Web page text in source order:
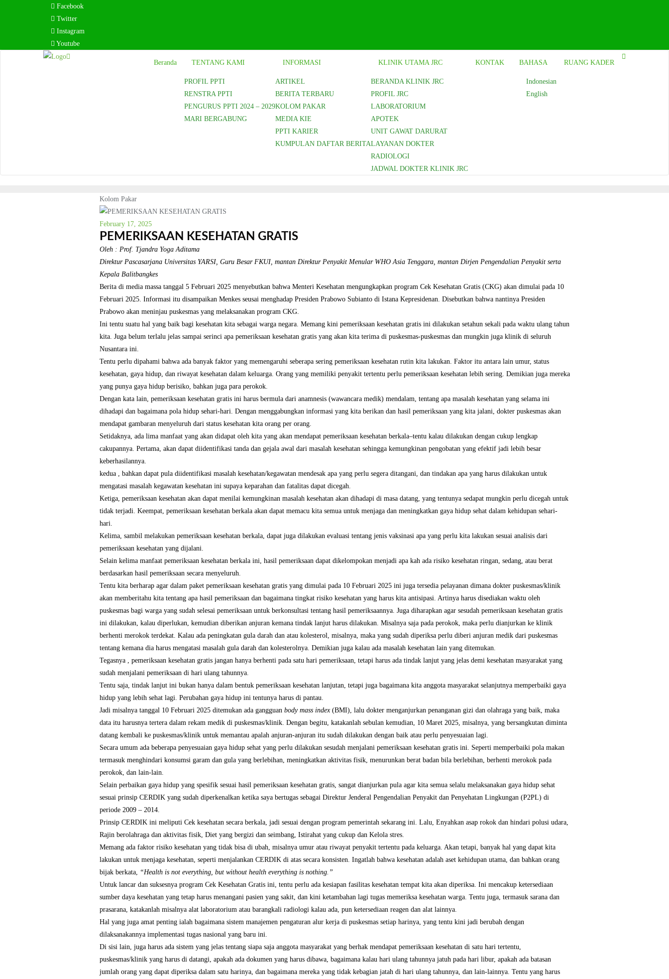
Facebook
Twitter
Instagram
Youtube
Beranda TENTANG KAMI
PROFIL PPTI
RENSTRA PPTI
PENGURUS PPTI 2024 – 2029
MARI BERGABUNG
INFORMASI
ARTIKEL
BERITA TERBARU
KOLOM PAKAR
MEDIA KIE
PPTI KARIER
KUMPULAN DAFTAR BERITA
KLINIK UTAMA JRC
BERANDA KLINIK JRC
PROFIL JRC
LABORATORIUM
APOTEK
UNIT GAWAT DARURAT
LAYANAN DOKTER
RADIOLOGI
JADWAL DOKTER KLINIK JRC
KONTAK BAHASA
Indonesian
English
RUANG KADER
Kolom Pakar
February 17, 2025
PEMERIKSAAN KESEHATAN GRATIS
Oleh : Prof. Tjandra Yoga Aditama
Direktur Pascasarjana Universitas YARSI, Guru Besar FKUI, mantan Direktur Penyakit Menular WHO Asia Tenggara, mantan Dirjen Pengendalian Penyakit serta
Kepala Balitbangkes
Berita di media massa tanggal 5 Februari 2025 menyebutkan bahwa Menteri Kesehatan mengungkapkan program Cek Kesehatan Gratis (CKG) akan dimulai pada 10
Februari 2025. Informasi itu disampaikan Menkes seusai menghadap Presiden Prabowo Subianto di Istana Kepresidenan. Disebutkan bahwa nantinya Presiden
Prabowo akan meninjau puskesmas yang melaksanakan program CKG.
Ini tentu suatu hal yang baik bagi kesehatan kita sebagai warga negara. Memang kini pemeriksaan kesehatan gratis ini dilakukan setahun sekali pada waktu ulang tahun
kita. Juga belum terlalu jelas sampai serinci apa pemeriksaan kesehatan gratis yang akan kita terima di puskesmas-puskesmas dan mungkin juga klinik di seluruh
Nusantara ini.
Tentu perlu dipahami bahwa ada banyak faktor yang memengaruhi seberapa sering pemeriksaan kesehatan rutin kita lakukan. Faktor itu antara lain umur, status
kesehatan, gaya hidup, dan riwayat kesehatan dalam keluarga. Orang yang memiliki penyakit tertentu perlu pemeriksaan kesehatan lebih sering. Demikian juga mereka
yang punya gaya hidup berisiko, bahkan juga para perokok.
Dengan kata lain, pemeriksaan kesehatan gratis ini harus bermula dari anamnesis (wawancara medik) mendalam, tentang apa masalah kesehatan yang selama ini
dihadapi dan bagaimana pola hidup sehari-hari. Dengan menggabungkan informasi yang kita berikan dan hasil pemeriksaan yang kita jalani, dokter puskesmas akan
mendapat gambaran menyeluruh dari status kesehatan kita orang per orang.
Setidaknya, ada lima manfaat yang akan didapat oleh kita yang akan mendapat pemeriksaan kesehatan berkala–tentu kalau dilakukan dengan cukup lengkap
cakupannya. Pertama, akan dapat diidentifikasi tanda dan gejala awal dari masalah kesehatan sehingga kemungkinan pengobatan yang efektif jadi lebih besar
keberhasilannya.
kedua , bahkan dapat pula diidentifikasi masalah kesehatan/kegawatan mendesak apa yang perlu segera ditangani, dan tindakan apa yang harus dilakukan untuk
mengatasi masalah kegawatan kesehatan ini supaya keparahan dan fatalitas dapat dicegah.
Ketiga, pemeriksaan kesehatan akan dapat menilai kemungkinan masalah kesehatan akan dihadapi di masa datang, yang tentunya sedapat mungkin perlu dicegah untuk
tidak terjadi. Keempat, pemeriksaan kesehatan berkala akan dapat memacu kita semua untuk menjaga dan meningkatkan gaya hidup sehat dalam kehidupan sehari-
hari.
Kelima, sambil melakukan pemeriksaan kesehatan berkala, dapat juga dilakukan evaluasi tentang jenis vaksinasi apa yang perlu kita lakukan sesuai analisis dari
pemeriksaan kesehatan yang dijalani.
Selain kelima manfaat pemeriksaan kesehatan berkala ini, hasil pemeriksaan dapat dikelompokan menjadi apa kah ada risiko kesehatan ringan, sedang, atau berat
berdasarkan hasil pemeriksaan secara menyeluruh.
Tentu kita berharap agar dalam paket pemeriksaan kesehatan gratis yang dimulai pada 10 Februari 2025 ini juga tersedia pelayanan dimana dokter puskesmas/klinik
akan memberitahu kita tentang apa hasil pemeriksaan dan bagaimana tingkat risiko kesehatan yang harus kita antisipasi. Artinya harus disediakan waktu oleh
puskesmas bagi warga yang sudah selesai pemeriksaan untuk berkonsultasi tentang hasil pemeriksaannya. Juga diharapkan agar sesudah pemeriksaan kesehatan gratis
ini dilakukan, kalau diperlukan, kemudian diberikan anjuran kemana tindak lanjut harus dilakukan. Misalnya saja pada perokok, maka perlu dianjurkan ke klinik
berhenti merokok terdekat. Kalau ada peningkatan gula darah dan atau kolesterol, misalnya, maka yang sudah diperiksa perlu diberi anjuran medik dari puskesmas
tentang kemana dia harus mengatasi masalah gula darah dan kolesterolnya. Demikian juga kalau ada masalah kesehatan lain yang ditemukan.
Tegasnya , pemeriksaan kesehatan gratis jangan hanya berhenti pada satu hari pemeriksaan, tetapi harus ada tindak lanjut yang jelas demi kesehatan masyarakat yang
sudah menjalani pemeriksaan di hari ulang tahunnya.
Tentu saja, tindak lanjut ini bukan hanya dalam bentuk pemeriksaan kesehatan lanjutan, tetapi juga bagaimana kita anggota masyarakat selanjutnya memperbaiki gaya
hidup yang lebih sehat lagi. Perubahan gaya hidup ini tentunya harus di pantau.
Jadi misalnya tanggal 10 Februari 2025 ditemukan ada gangguan body mass index(BMI), lalu dokter menganjurkan penanganan gizi dan olahraga yang baik, maka
data itu harusnya tertera dalam rekam medik di puskesmas/klinik. Dengan begitu, katakanlah sebulan kemudian, 10 Maret 2025, misalnya, yang bersangkutan diminta
datang kembali ke puskesmas/klinik untuk memantau apalah anjuran-anjuran itu sudah dilakukan dengan baik atau perlu penyesuaian lagi.
Secara umum ada beberapa penyesuaian gaya hidup sehat yang perlu dilakukan sesudah menjalani pemeriksaan kesehatan gratis ini. Seperti memperbaiki pola makan
termasuk menghindari konsumsi garam dan gula yang berlebihan, meningkatkan aktivitas fisik, menurunkan berat badan bila berlebihan, berhenti merokok pada
perokok, dan lain-lain.
Selain perbaikan gaya hidup yang spesifik sesuai hasil pemeriksaan kesehatan gratis, sangat dianjurkan pula agar kita semua selalu melaksanakan gaya hidup sehat
sesuai prinsip CERDIK yang sudah diperkenalkan ketika saya bertugas sebagai Direktur Jenderal Pengendalian Penyakit dan Penyehatan Lingkungan (P2PL) di
periode 2009 – 2014.
Prinsip CERDIK ini meliputi Cek kesehatan secara berkala, jadi sesuai dengan program pemerintah sekarang ini. Lalu, Enyahkan asap rokok dan hindari polusi udara,
Rajin berolahraga dan aktivitas fisik, Diet yang bergizi dan seimbang, Istirahat yang cukup dan Kelola stres.
Memang ada faktor risiko kesehatan yang tidak bisa di ubah, misalnya umur atau riwayat penyakit tertentu pada keluarga. Akan tetapi, banyak hal yang dapat kita
lakukan untuk menjaga kesehatan, seperti menjalankan CERDIK di atas secara konsisten. Ingatlah bahwa kesehatan adalah aset kehidupan utama, dan bahkan orang
bijak berkata, “Health is not everything, but without health everything is nothing.”
Untuk lancar dan suksesnya program Cek Kesehatan Gratis ini, tentu perlu ada kesiapan fasilitas kesehatan tempat kita akan diperiksa. Ini mencakup ketersediaan
sumber daya kesehatan yang tetap harus menangani pasien yang sakit, dan kini ketambahan lagi tugas memeriksa kesehatan warga. Tentu juga, termasuk sarana dan
prasarana, katakanlah misalnya alat laboratorium atau barangkali radiologi kalau ada, pun ketersediaan reagen dan alat lainnya.
Hal yang juga amat penting ialah bagaimana sistem manajemen pengaturan alur kerja di puskesmas setiap harinya, yang tentu kini jadi berubah dengan
dilaksanakannya implementasi tugas nasional yang baru ini.
Di sisi lain, juga harus ada sistem yang jelas tentang siapa saja anggota masyarakat yang berhak mendapat pemeriksaan kesehatan di satu hari tertentu,
puskesmas/klinik yang harus di datangi, apakah ada dokumen yang harus dibawa, bagaimana kalau hari ulang tahunnya jatuh pada hari libur, apakah ada batasan
jumlah orang yang dapat diperiksa dalam satu harinya, dan bagaimana mereka yang tidak kebagian jatah di hari ulang tahunnya, dan lain-lainnya. Tentu yang harus